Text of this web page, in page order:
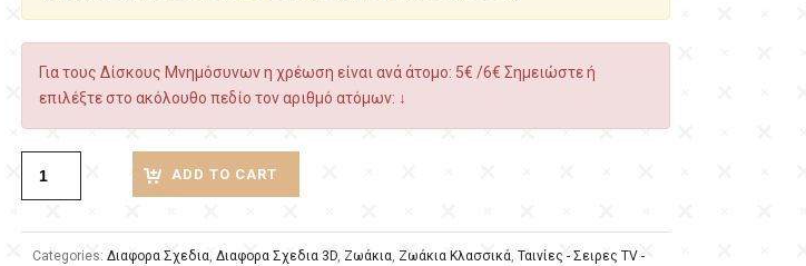
Για τους Δίσκους Μνημόσυνων η χρέωση είναι ανά άτομο: 5€ /6€ Σημειώστε ή
επιλέξτε στο ακόλουθο πεδίο τον αριθμό ατόμων: ↓
ADD TO CART
Categories: Διαφορα Σχεδια, Διαφορα Σχεδια 3D, Ζωάκια, Ζωάκια Κλασσικά, Ταινίες - Σειρες TV -